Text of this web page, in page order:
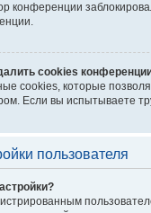
конференции
cookies
cookies, которые
Если вы испытываете
пользователя